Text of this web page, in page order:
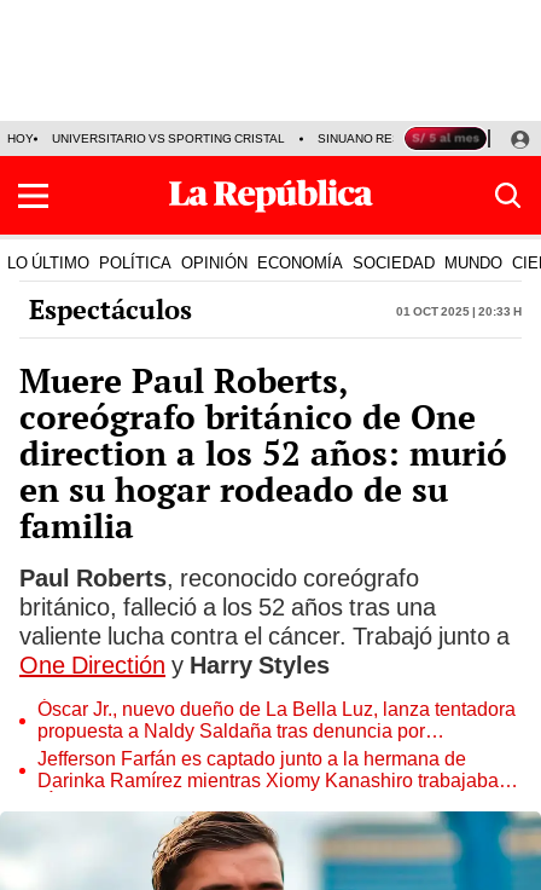
HOY UNIVERSITARIO VS SPORTING CRISTAL SINUANO RESULTADOS HOY
LO ÚLTIMO POLÍTICA OPINIÓN ECONOMÍA SOCIEDAD MUNDO
Espectáculos 01 Oct 2025 | 20:33 h
Muere Paul Roberts,
coreógrafo británico de One
direction a los 52 años: murió
en su hogar rodeado de su
familia
Paul Roberts, reconocido coreógrafo
británico, falleció a los 52 años tras una
valiente lucha contra el cáncer. Trabajó junto a
One Directión y Harry Styles
Óscar Jr., nuevo dueño de La Bella Luz, lanza tentadora
propuesta a Naldy Saldaña tras denuncia por
tocamientos
Jefferson Farfán es captado junto a la hermana de
Darinka Ramírez mientras Xiomy Kanashiro trabajaba: